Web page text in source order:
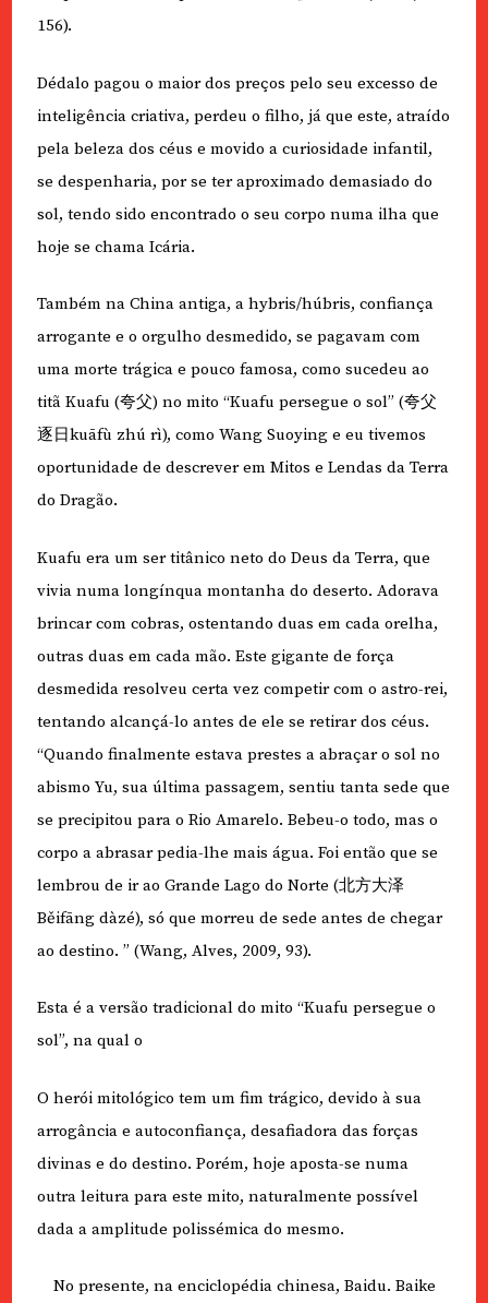
156).
Dédalo pagou o maior dos preços pelo seu excesso de
inteligência criativa, perdeu o filho, já que este, atraído
pela beleza dos céus e movido a curiosidade infantil,
se despenharia, por se ter aproximado demasiado do
sol, tendo sido encontrado o seu corpo numa ilha que
hoje se chama Icária.
Também na China antiga, a hybris/húbris, confiança
arrogante e o orgulho desmedido, se pagavam com
uma morte trágica e pouco famosa, como sucedeu ao
titã Kuafu (夸父) no mito “Kuafu persegue o sol” (夸父
逐日kuāfù zhú rì), como Wang Suoying e eu tivemos
oportunidade de descrever em Mitos e Lendas da Terra
do Dragão.
Kuafu era um ser titânico neto do Deus da Terra, que
vivia numa longínqua montanha do deserto. Adorava
brincar com cobras, ostentando duas em cada orelha,
outras duas em cada mão. Este gigante de força
desmedida resolveu certa vez competir com o astro-rei,
tentando alcançá-lo antes de ele se retirar dos céus.
“Quando finalmente estava prestes a abraçar o sol no
abismo Yu, sua última passagem, sentiu tanta sede que
se precipitou para o Rio Amarelo. Bebeu-o todo, mas o
corpo a abrasar pedia-lhe mais água. Foi então que se
lembrou de ir ao Grande Lago do Norte (北方大泽
Běifāng dàzé), só que morreu de sede antes de chegar
ao destino. ” (Wang, Alves, 2009, 93).
Esta é a versão tradicional do mito “Kuafu persegue o
sol”, na qual o
O herói mitológico tem um fim trágico, devido à sua
arrogância e autoconfiança, desafiadora das forças
divinas e do destino. Porém, hoje aposta-se numa
outra leitura para este mito, naturalmente possível
dada a amplitude polissémica do mesmo.
No presente, na enciclopédia chinesa, Baidu. Baike